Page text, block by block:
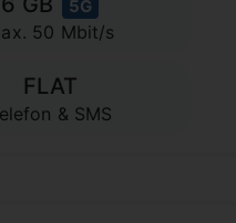
5G
50 Mbit/s
FLAT
& SMS